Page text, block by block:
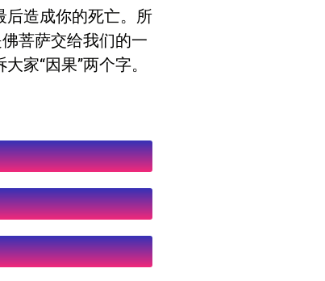
后造成你的死亡。所
菩萨交给我们的一
家“因果”两个字。